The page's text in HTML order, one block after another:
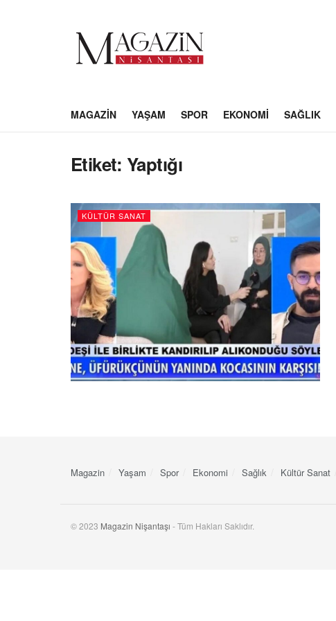
MAGAZIN YAŞAM SPOR EKONOMI SAĞLIK
Etiket: Yaptığı
KÜLTÜR SANAT
Magazin Yaşam Spor Ekonomi Sağlık Kültür Sanat
© 2023 Magazin Nişantaşı - Tüm Hakları Saklıdır.